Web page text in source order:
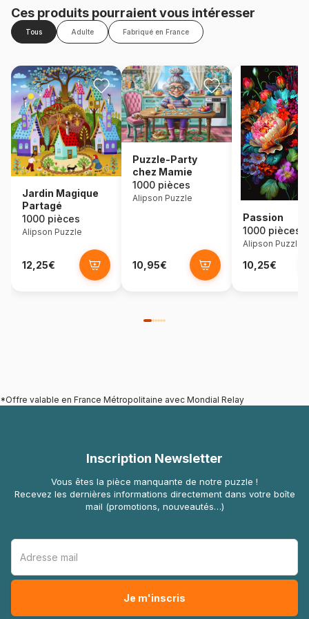
Ces produits pourraient vous intéresser
Tous Adulte Fabriqué en France
Jardin Magique
Partagé
1000 pièces
Alipson Puzzle
12,25€
Puzzle-Party
chez Mamie
1000 pièces
Alipson Puzzle
10,95€
Passion
1000 pièces
Alipson Puzzle
10,25€
*Offre valable en France Métropolitaine avec Mondial Relay
Inscription Newsletter
Vous êtes la pièce manquante de notre puzzle !
Recevez les dernières informations directement dans votre boîte
mail (promotions, nouveautés…)